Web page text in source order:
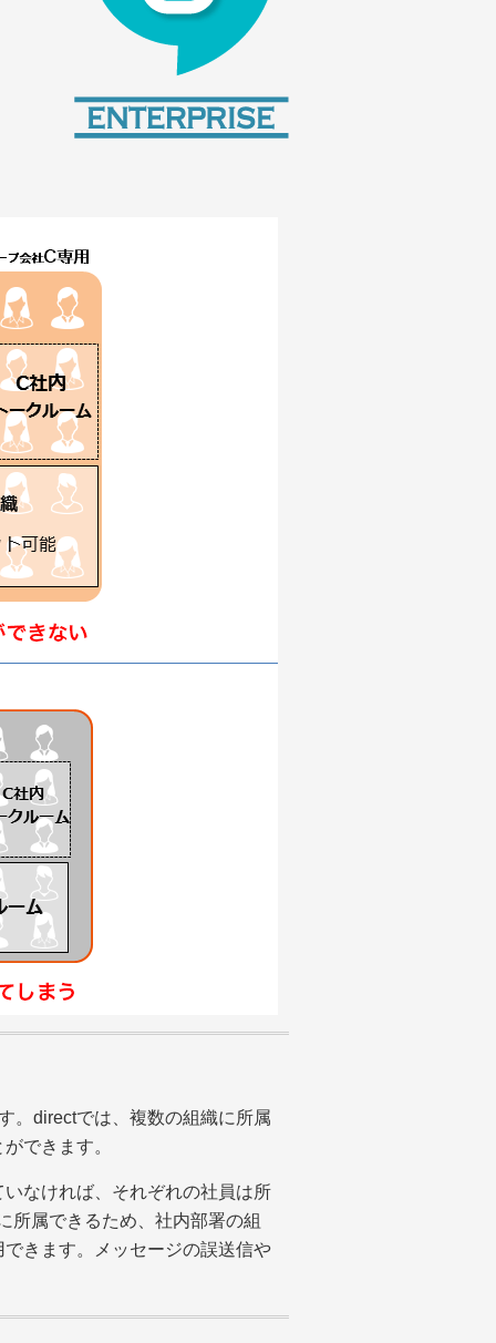
。directでは、複数の組織に所属
できます。
なければ、それぞれの社員は所
所属できるため、社内部署の組
きます。メッセージの誤送信や